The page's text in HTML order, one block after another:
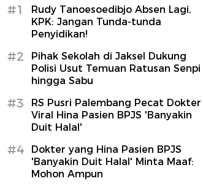
#1
Rudy Tanoesoedibjo Absen Lagi,
KPK: Jangan Tunda-tunda
Penyidikan!
#2
Pihak Sekolah di Jaksel Dukung
Polisi Usut Temuan Ratusan Senpi
hingga Sabu
#3
RS Pusri Palembang Pecat Dokter
Viral Hina Pasien BPJS 'Banyakin
Duit Halal'
#4
Dokter yang Hina Pasien BPJS
'Banyakin Duit Halal' Minta Maaf:
Mohon Ampun